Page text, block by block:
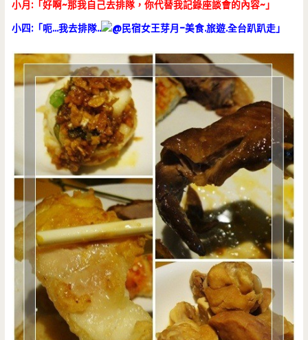
小月:「好啊~那我自己去排隊，你代替我記錄座談會的內容~」
小四:「呃…我去排隊..
」